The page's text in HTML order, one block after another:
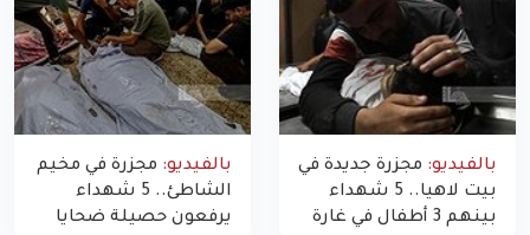
بالفيديو: مجزرة جديدة في
بيت لاهيا.. 5 شهداء
بينهم 3 أطفال في غارة
بالفيديو: مجزرة في مخيم
الشاطئ.. 5 شهداء
يرفعون حصيلة ضحايا